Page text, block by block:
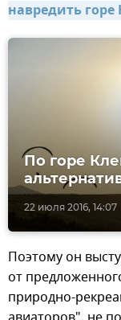
навредить горе
22 июля 2016, 14:07
По горе
Поэтому он
от
природно-